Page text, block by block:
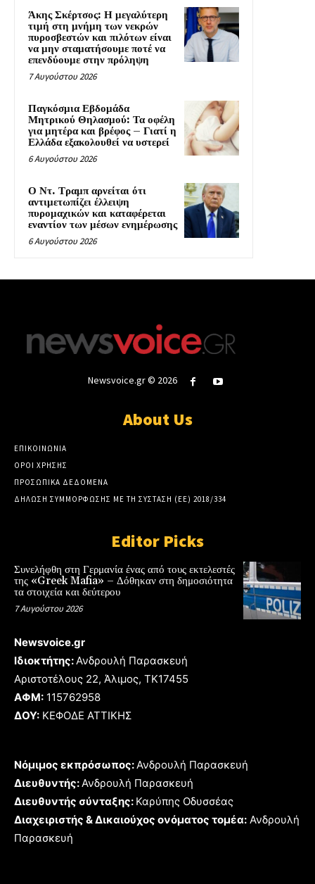
Άκης Σκέρτσος: Η μεγαλύτερη
τιμή στη μνήμη των νεκρών
πυροσβεστών και πιλότων είναι
να μην σταματήσουμε ποτέ να
επενδύουμε στην πρόληψη
7 Αυγούστου 2026
Παγκόσμια Εβδομάδα
Μητρικού Θηλασμού: Τα οφέλη
για μητέρα και βρέφος – Γιατί η
Ελλάδα εξακολουθεί να υστερεί
6 Αυγούστου 2026
Ο Ντ. Τραμπ αρνείται ότι
αντιμετωπίζει έλλειψη
πυρομαχικών και καταφέρεται
εναντίον των μέσων ενημέρωσης
6 Αυγούστου 2026
Newsvoice.gr © 2026
About Us
ΕΠΙΚΟΙΝΩΝΙΑ
ΟΡΟΙ ΧΡΗΣΗΣ
ΠΡΟΣΩΠΙΚΑ ΔΕΔΟΜΕΝΑ
ΔΗΛΩΣΗ ΣΥΜΜΟΡΦΩΣΗΣ ΜΕ ΤΗ ΣΥΣΤΑΣΗ (ΕΕ) 2018/334
Editor Picks
Συνελήφθη στη Γερμανία ένας από τους εκτελεστές
της «Greek Mafia» – Δόθηκαν στη δημοσιότητα
τα στοιχεία και δεύτερου
7 Αυγούστου 2026
Newsvoice.gr
Ιδιοκτήτης: Ανδρουλή Παρασκευή
Αριστοτέλους 22, Άλιμος, TK17455
ΑΦΜ: 115762958
ΔΟΥ: ΚΕΦΟΔΕ ΑΤΤΙΚΗΣ
Νόμιμος εκπρόσωπος: Ανδρουλή Παρασκευή
Διευθυντής: Ανδρουλή Παρασκευή
Διευθυντής σύνταξης: Καρύπης Οδυσσέας
Διαχειριστής & Δικαιούχος ονόματος τομέα: Ανδρουλή
Παρασκευή